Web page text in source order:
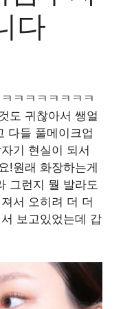
다
ㅋㅋㅋㅋㅋㅋㅋ
도 귀찮아서 쌩얼
다들 풀메이크업
기 현실이 되서
!원래 화장하는게
그런지 뭘 발라도
서 오히려 더 더
보고있었는데 갑